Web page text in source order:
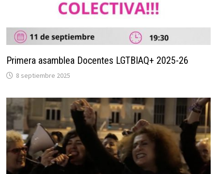
Primera asamblea Docentes LGTBIAQ+ 2025-26
8 septiembre 2025